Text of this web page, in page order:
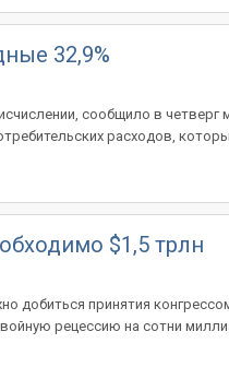
32,9%
сообщило в
расходов,
$1,5 трлн
добиться принятия
рецессию на сотни